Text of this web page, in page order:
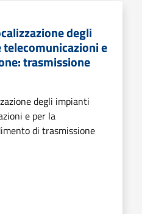
degli
e
trasmissione
degli impianti
e per la
di trasmissione